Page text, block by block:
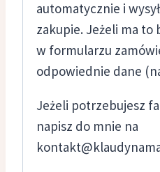
automatycznie i
zakupie. Jeżeli ma
w formularzu
odpowiednie dane
Jeżeli potrzebujesz
napisz do mnie na